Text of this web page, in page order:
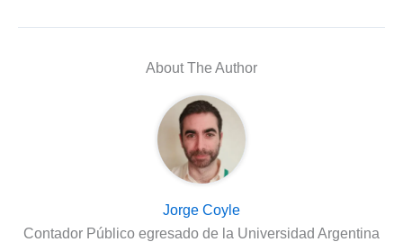
About The Author
Jorge Coyle
Contador Público egresado de la Universidad Argentina